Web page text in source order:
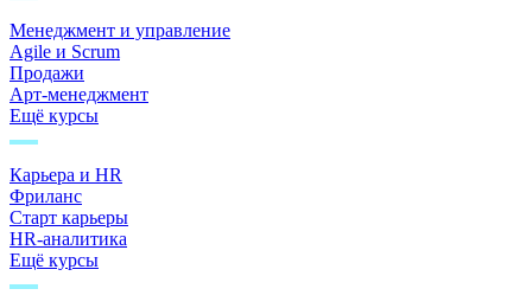
Менеджмент и управление
Agile и Scrum
Продажи
Арт-менеджмент
Ещё курсы
Карьера и HR
Фриланс
Старт карьеры
HR-аналитика
Ещё курсы